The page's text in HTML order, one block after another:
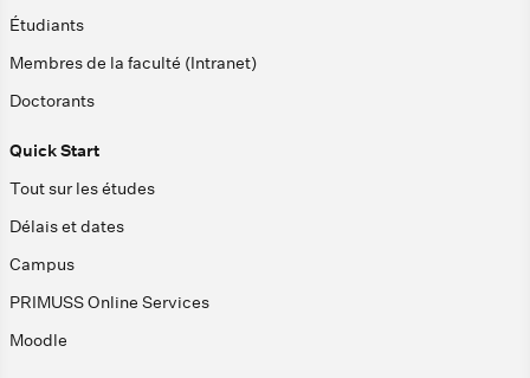
Étudiants
Membres de la faculté (Intranet)
Doctorants
Quick Start
Tout sur les études
Délais et dates
Campus
PRIMUSS Online Services
Moodle